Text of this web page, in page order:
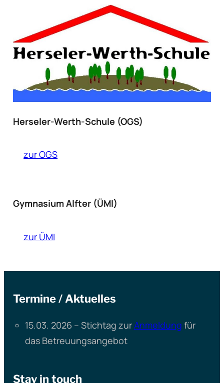
Herseler-Werth-Schule (OGS)
zur OGS
Gymnasium Alfter (ÜMI)
zur ÜMI
Termine / Aktuelles
15.03. 2026 – Stichtag zurAnmeldung für
das Betreuungsangebot
Stay in touch